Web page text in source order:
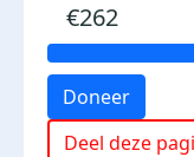
€262
Doneer
Deel deze